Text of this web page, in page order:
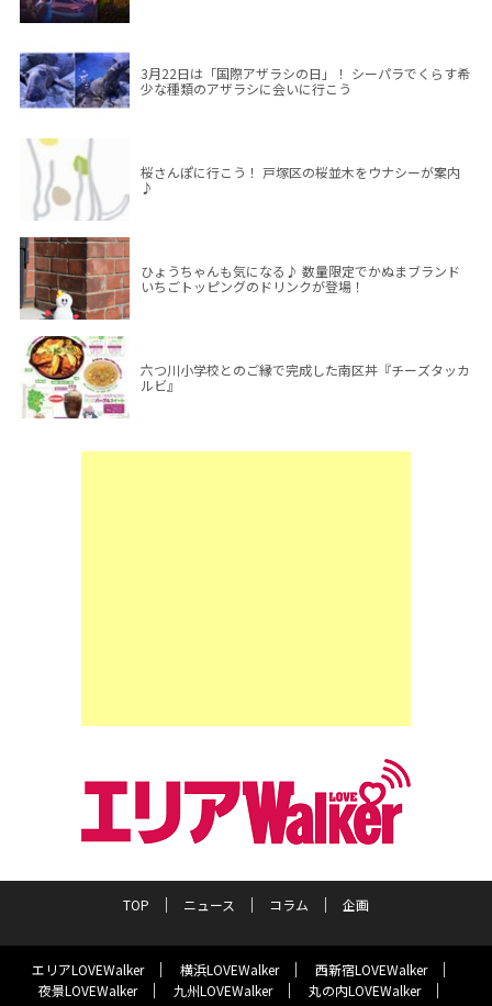
3月22日は「国際アザラシの日」！ シーパラでくらす希
少な種類のアザラシに会いに行こう
桜さんぽに行こう！ 戸塚区の桜並木をウナシーが案内
♪
ひょうちゃんも気になる♪ 数量限定でかぬまブランド
いちごトッピングのドリンクが登場！
六つ川小学校とのご縁で完成した南区丼『チーズタッカ
ルビ』
TOP ニュース コラム 企画
エリアLOVEWalker 横浜LOVEWalker
西新宿LOVEWalker
夜景LOVEWalker
九州LOVEWalker
丸の内LOVEWalker